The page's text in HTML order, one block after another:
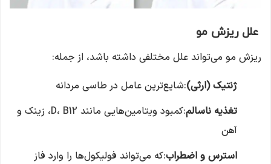
علل ریزش مو
ریزش مو می‌تواند علل مختلفی داشته باشد، از جمله:
ژنتیک (ارثی):شایع‌ترین عامل در طاسی مردانه
تغذیه ناسالم
:کمبود ویتامین‌هایی مانند D، B12، زینک و
آهن
استرس و اضطراب:که می‌تواند فولیکول‌ها را وارد فاز